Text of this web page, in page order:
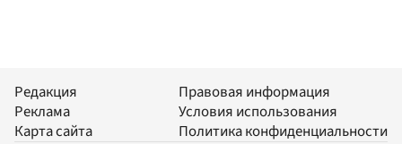
Редакция
Реклама
Карта сайта
Правовая информация
Условия использования
Политика конфиденциальности